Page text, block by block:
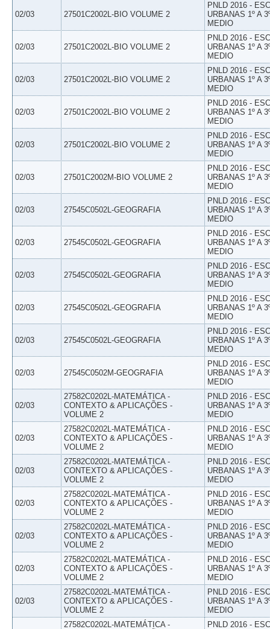
02/03 27501C2002L-BIO VOLUME 2
PNLD 2016 -
URBANAS 1º A
MEDIO
02/03 27501C2002L-BIO VOLUME 2
PNLD 2016 -
URBANAS 1º A
MEDIO
02/03 27501C2002L-BIO VOLUME 2
PNLD 2016 -
URBANAS 1º A
MEDIO
02/03 27501C2002L-BIO VOLUME 2
PNLD 2016 -
URBANAS 1º A
MEDIO
02/03 27501C2002L-BIO VOLUME 2
PNLD 2016 -
URBANAS 1º A
MEDIO
02/03 27501C2002M-BIO VOLUME 2
PNLD 2016 -
URBANAS 1º A
MEDIO
02/03 27545C0502L-GEOGRAFIA
PNLD 2016 -
URBANAS 1º A
MEDIO
02/03 27545C0502L-GEOGRAFIA
PNLD 2016 -
URBANAS 1º A
MEDIO
02/03 27545C0502L-GEOGRAFIA
PNLD 2016 -
URBANAS 1º A
MEDIO
02/03 27545C0502L-GEOGRAFIA
PNLD 2016 -
URBANAS 1º A
MEDIO
02/03 27545C0502L-GEOGRAFIA
PNLD 2016 -
URBANAS 1º A
MEDIO
02/03 27545C0502M-GEOGRAFIA
PNLD 2016 -
URBANAS 1º A
MEDIO
02/03
27582C0202L-MATEMÁTICA -
CONTEXTO & APLICAÇÕES -
VOLUME 2
PNLD 2016 -
URBANAS 1º A
MEDIO
02/03
27582C0202L-MATEMÁTICA -
CONTEXTO & APLICAÇÕES -
VOLUME 2
PNLD 2016 -
URBANAS 1º A
MEDIO
02/03
27582C0202L-MATEMÁTICA -
CONTEXTO & APLICAÇÕES -
VOLUME 2
PNLD 2016 -
URBANAS 1º A
MEDIO
02/03
27582C0202L-MATEMÁTICA -
CONTEXTO & APLICAÇÕES -
VOLUME 2
PNLD 2016 -
URBANAS 1º A
MEDIO
02/03
27582C0202L-MATEMÁTICA -
CONTEXTO & APLICAÇÕES -
VOLUME 2
PNLD 2016 -
URBANAS 1º A
MEDIO
02/03
27582C0202L-MATEMÁTICA -
CONTEXTO & APLICAÇÕES -
VOLUME 2
PNLD 2016 -
URBANAS 1º A
MEDIO
02/03
27582C0202L-MATEMÁTICA -
CONTEXTO & APLICAÇÕES -
VOLUME 2
PNLD 2016 -
URBANAS 1º A
MEDIO
27582C0202L-MATEMÁTICA -
PNLD 2016 -